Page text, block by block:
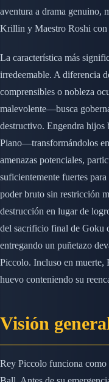
aventura a drama genuino,
Krillin y Maestro Roshi con
La característica más
irredeemable. A diferencia
comprensibles o nobleza
malevolente—busca
destructivo. Engendra
Piano—transformándolos
amenazas potenciales,
suficientemente fuertes
poder bruto sin restricción
destrucción en lugar de
del sacrificio final de Goku
entregando un puñetazo
Piccolo. Incluso en muerte,
huevo conteniendo su
Visión
Rey Piccolo funciona